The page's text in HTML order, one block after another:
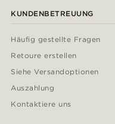
KUNDENBETREUUNG
Häufig gestellte Fragen
Retoure erstellen
Siehe Versandoptionen
Auszahlung
Kontaktiere uns